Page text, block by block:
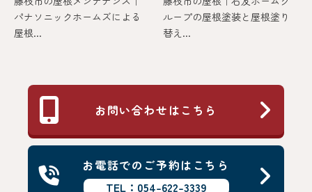
パナソニックホームズによる
屋根...
ループの屋根塗装と屋根塗り
替え...
お問い合わせはこちら
お電話でのご予約はこちら
TEL：054-622-3339